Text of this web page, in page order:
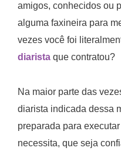
amigos, conhecidos ou
alguma faxineira para
vezes você foi
diarista que contratou?
Na maior parte das
diarista indicada dessa
preparada para
necessita, que seja